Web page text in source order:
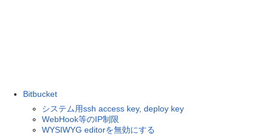
Bitbucket
システム用ssh access key, deploy key
WebHook等のIP制限
WYSIWYG editorを無効にする